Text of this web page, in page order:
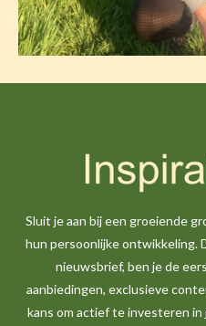
Sluit je aan bij een groeiende
hun persoonlijke ontwikkeling.
nieuwsbrief, ben je de
aanbiedingen, exclusieve
kans om actief te investeren in